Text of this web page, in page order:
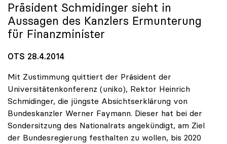
Präsident Schmidinger sieht in
Aussagen des Kanzlers Ermunterung
für Finanzminister
OTS 28.4.2014
Mit Zustimmung quittiert der Präsident der
Universitätenkonferenz (uniko), Rektor Heinrich
Schmidinger, die jüngste Absichtserklärung von
Bundeskanzler Werner Faymann. Dieser hat bei der
Sondersitzung des Nationalrats angekündigt, am Ziel
der Bundesregierung festhalten zu wollen, bis 2020